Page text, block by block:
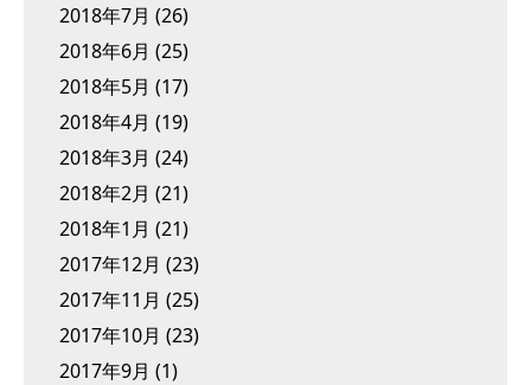
2018年7月 (26)
2018年6月 (25)
2018年5月 (17)
2018年4月 (19)
2018年3月 (24)
2018年2月 (21)
2018年1月 (21)
2017年12月 (23)
2017年11月 (25)
2017年10月 (23)
2017年9月 (1)